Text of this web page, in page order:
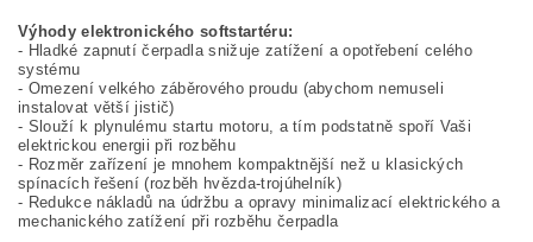
Výhody elektronického softstartéru:
- Hladké zapnutí čerpadla snižuje zatížení a opotřebení celého
systému
- Omezení velkého záběrového proudu (abychom nemuseli
instalovat větší jistič)
- Slouží k plynulému startu motoru, a tím podstatně spoří Vaši
elektrickou energii při rozběhu
- Rozměr zařízení je mnohem kompaktnější než u klasických
spínacích řešení (rozběh hvězda-trojúhelník)
- Redukce nákladů na údržbu a opravy minimalizací elektrického a
mechanického zatížení při rozběhu čerpadla